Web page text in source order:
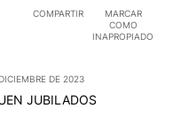
COMPARTIR
MARCAR
COMO
INAPROPIADO
DE 2023
JUBILADOS